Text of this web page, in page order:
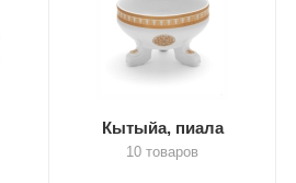
Кытыйа, пиала
10 товаров